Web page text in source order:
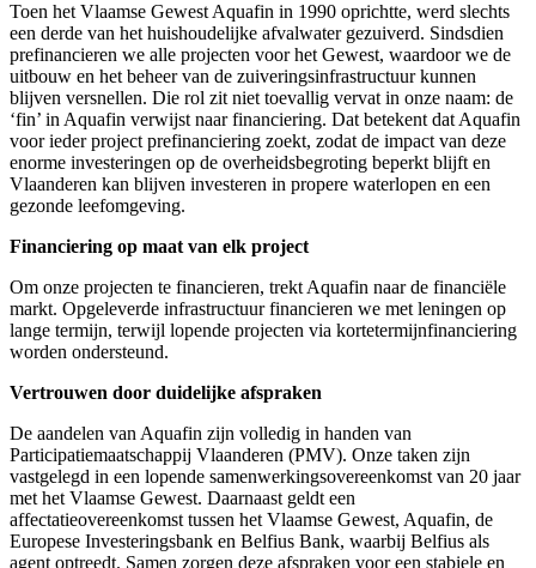
Toen het Vlaamse Gewest Aquafin in 1990 oprichtte, werd slechts
een derde van het huishoudelijke afvalwater gezuiverd. Sindsdien
prefinancieren we alle projecten voor het Gewest, waardoor we de
uitbouw en het beheer van de zuiveringsinfrastructuur kunnen
blijven versnellen. Die rol zit niet toevallig vervat in onze naam: de
‘fin’ in Aquafin verwijst naar financiering. Dat betekent dat Aquafin
voor ieder project prefinanciering zoekt, zodat de impact van deze
enorme investeringen op de overheidsbegroting beperkt blijft en
Vlaanderen kan blijven investeren in propere waterlopen en een
gezonde leefomgeving.
Financiering op maat van elk project
Om onze projecten te financieren, trekt Aquafin naar de financiële
markt. Opgeleverde infrastructuur financieren we met leningen op
lange termijn, terwijl lopende projecten via kortetermijnfinanciering
worden ondersteund.
Vertrouwen door duidelijke afspraken
De aandelen van Aquafin zijn volledig in handen van
Participatiemaatschappij Vlaanderen (PMV). Onze taken zijn
vastgelegd in een lopende samenwerkingsovereenkomst van 20 jaar
met het Vlaamse Gewest. Daarnaast geldt een
affectatieovereenkomst tussen het Vlaamse Gewest, Aquafin, de
Europese Investeringsbank en Belfius Bank, waarbij Belfius als
agent optreedt. Samen zorgen deze afspraken voor een stabiele en